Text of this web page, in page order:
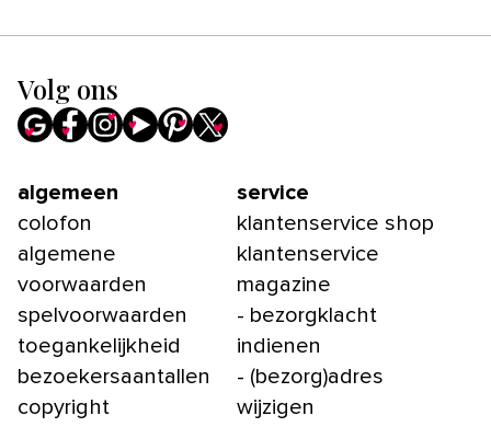
Volg ons
algemeen
colofon
algemene
voorwaarden
spelvoorwaarden
toegankelijkheid
bezoekersaantallen
copyright
service
klantenservice shop
klantenservice
magazine
- bezorgklacht
indienen
- (bezorg)adres
wijzigen